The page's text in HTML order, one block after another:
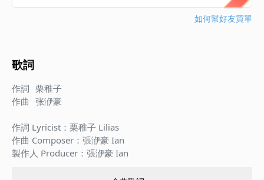
如何幫好友買單
歌詞
作詞 栗稚子
作曲 张洢豪
作詞 Lyricist：栗稚子 Lilias
作曲 Composer：張洢豪 Ian
製作人 Producer：張洢豪 Ian